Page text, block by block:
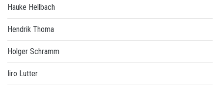
Hauke Hellbach
Hendrik Thoma
Holger Schramm
Iiro Lutter